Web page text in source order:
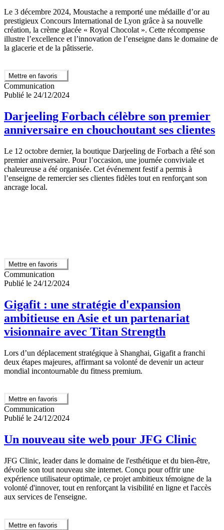
Le 3 décembre 2024, Moustache a remporté une médaille d’or au
prestigieux Concours International de Lyon grâce à sa nouvelle
création, la crème glacée « Royal Chocolat ». Cette récompense
illustre l’excellence et l’innovation de l’enseigne dans le domaine de
la glacerie et de la pâtisserie.
Mettre en favoris
Communication
Publié le 24/12/2024
Darjeeling Forbach célèbre son premier
anniversaire en chouchoutant ses clientes
Le 12 octobre dernier, la boutique Darjeeling de Forbach a fêté son
premier anniversaire. Pour l’occasion, une journée conviviale et
chaleureuse a été organisée. Cet événement festif a permis à
l’enseigne de remercier ses clientes fidèles tout en renforçant son
ancrage local.
Mettre en favoris
Communication
Publié le 24/12/2024
Gigafit : une stratégie d'expansion
ambitieuse en Asie et un partenariat
visionnaire avec Titan Strength
Lors d’un déplacement stratégique à Shanghai, Gigafit a franchi
deux étapes majeures, affirmant sa volonté de devenir un acteur
mondial incontournable du fitness premium.
Mettre en favoris
Communication
Publié le 24/12/2024
Un nouveau site web pour JFG Clinic
JFG Clinic, leader dans le domaine de l'esthétique et du bien-être,
dévoile son tout nouveau site internet. Conçu pour offrir une
expérience utilisateur optimale, ce projet ambitieux témoigne de la
volonté d'innover, tout en renforçant la visibilité en ligne et l'accès
aux services de l'enseigne.
Mettre en favoris